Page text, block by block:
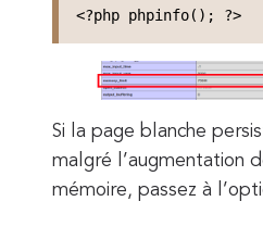
<?php phpinfo(); ?>
Si la page blanche
malgré l’augmentation
mémoire, passez à